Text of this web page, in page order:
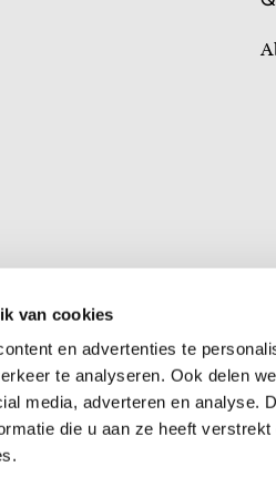
van cookies
en advertenties te
te analyseren. Ook delen
media, adverteren en analyse.
die u aan ze heeft